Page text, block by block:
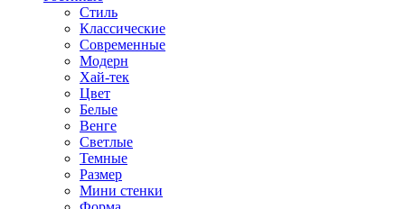
Стиль
Классические
Современные
Модерн
Хай-тек
Цвет
Белые
Венге
Светлые
Темные
Размер
Мини стенки